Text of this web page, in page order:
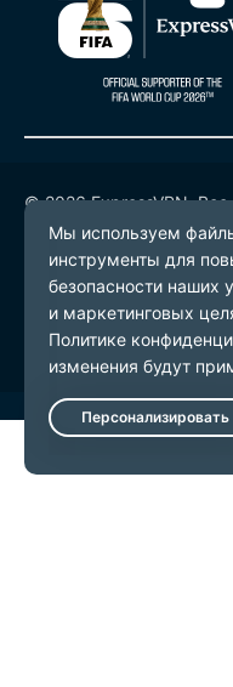
© 2026 ExpressVPN.
Политика
Условия
Настройки файлов cookie